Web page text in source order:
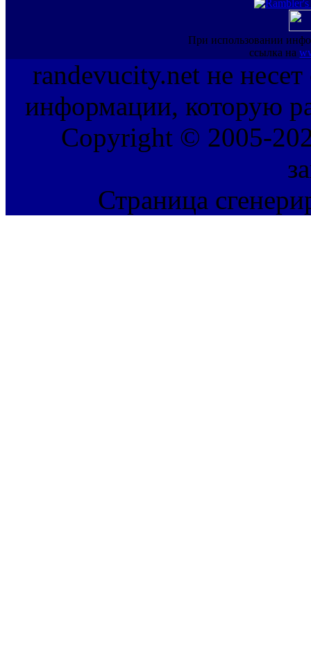
При использовании
ссылка на
randevucity.net не несет
информации, которую
Copyright © 2005-
Страница